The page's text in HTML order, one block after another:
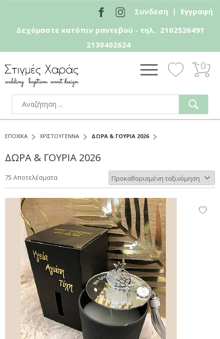
Συνδεση |
Εγγραφή
Δεχόμαστε κατόπιν ραντεβού - τηλ. 2102526491
2130402624
0
ΕΠΟΧΙΚΑ ΧΡΙΣΤΟΥΓΕΝΝΑ ΔΩΡΑ & ΓΟΥΡΙΑ 2026
ΔΩΡΑ & ΓΟΥΡΙΑ 2026
75 Αποτελέσματα